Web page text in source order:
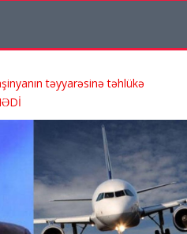
təyyarəsinə təhlükə